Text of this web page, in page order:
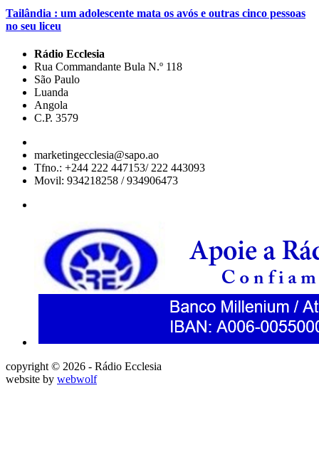
Tailândia : um adolescente mata os avós e outras cinco pessoas
no seu liceu
Rádio Ecclesia
Rua Commandante Bula N.º 118
São Paulo
Luanda
Angola
C.P. 3579
marketingecclesia@sapo.ao
Tfno.: +244 222 447153/ 222 443093
Movil: 934218258 / 934906473
copyright © 2026 - Rádio Ecclesia
website by webwolf